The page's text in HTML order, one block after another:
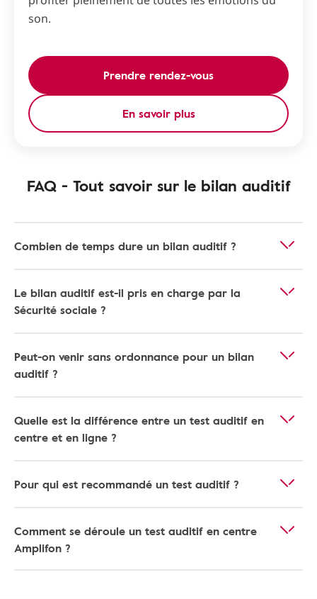
son.
Prendre rendez-vous
En savoir plus
FAQ - Tout savoir sur le bilan auditif
Combien de temps dure un bilan auditif ?
Le bilan auditif est-il pris en charge par la
Sécurité sociale ?
Peut-on venir sans ordonnance pour un bilan
auditif ?
Quelle est la différence entre un test auditif en
centre et en ligne ?
Pour qui est recommandé un test auditif ?
Comment se déroule un test auditif en centre
Amplifon ?